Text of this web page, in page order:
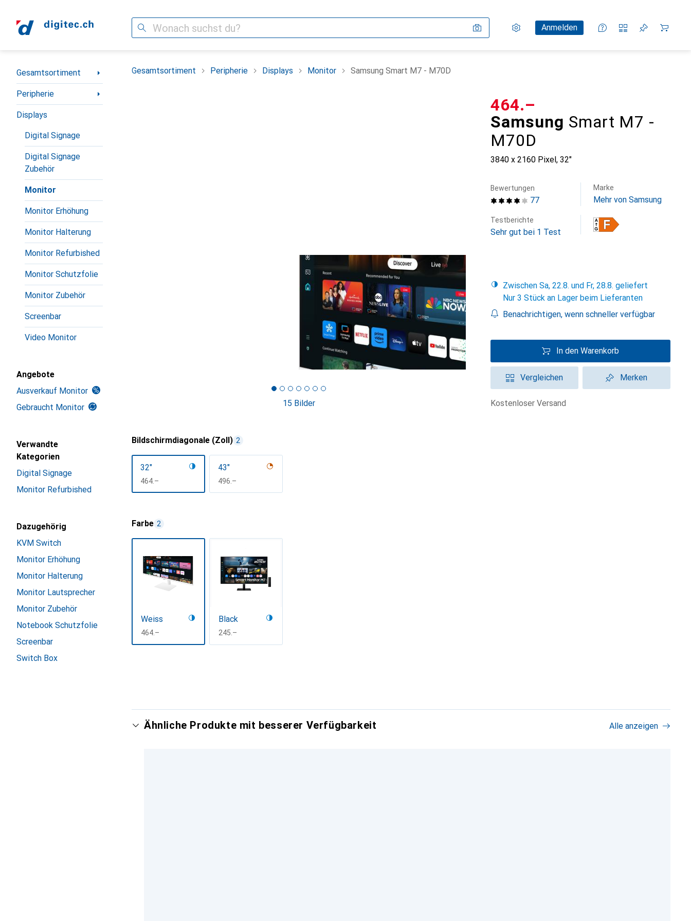
Suche Einstellungen
KundenkontoAnmelden
Vergleichslisten
Merklisten
Warenkorb
Navigation nach Kategorien
Gesamtsortiment
Peripherie
Displays
Digital Signage
Digital Signage
Zubehör
Monitor
Monitor Erhöhung
Monitor Halterung
Monitor Refurbished
Monitor Schutzfolie
Monitor Zubehör
Screenbar
Video Monitor
Angebote
Ausverkauf Monitor
Gebraucht Monitor
Verwandte
Kategorien
Digital Signage
Monitor Refurbished
Dazugehörig
KVM Switch
Monitor Erhöhung
Monitor Halterung
Monitor Lautsprecher
Monitor Zubehör
Notebook Schutzfolie
Screenbar
Switch Box
Gesamtsortiment Peripherie Displays Monitor Samsung Smart M7 - M70D
15 Bilder
Samsung Smart M7 -
M70D
3840 x 2160 Pixel, 32"
CHF
464.–
77
Bewertungen Marke
Mehr von Samsung
Testberichte
Sehr gut bei 1 Test
Zwischen Sa, 22.8. und Fr, 28.8. geliefert
Nur 3 Stück an Lager beim Lieferanten
Benachrichtigen, wenn schneller verfügbar
In den Warenkorb
Vergleichen Merken
kostenloser Versand
Bildschirmdiagonale (Zoll) 2
32"
CHF
464.–
43"
CHF
496.–
Farbe 2
Weiss
CHF
464.–
Black
CHF
245.–
Ähnliche Produkte mit besserer Verfügbarkeit Alle anzeigen